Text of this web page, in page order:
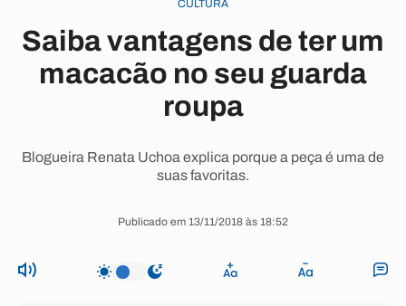
CULTURA
Saiba vantagens de ter um
macacão no seu guarda
roupa
Blogueira Renata Uchoa explica porque a peça é uma de
suas favoritas.
Publicado em 13/11/2018 às 18:52